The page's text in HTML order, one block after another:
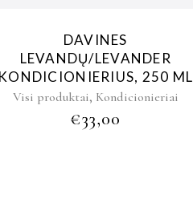
DAVINES
LEVANDŲ/LEVANDER
KONDICIONIERIUS, 250 ML
Visi produktai, Kondicionieriai
€33,00